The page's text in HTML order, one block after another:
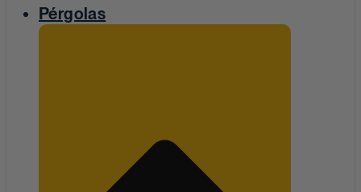
Pérgolas